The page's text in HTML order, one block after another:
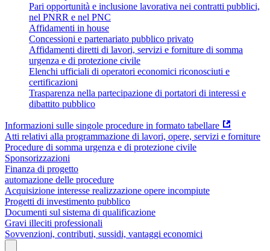
Pari opportunità e inclusione lavorativa nei contratti pubblici,
nel PNRR e nel PNC
Affidamenti in house
Concessioni e partenariato pubblico privato
Affidamenti diretti di lavori, servizi e forniture di somma
urgenza e di protezione civile
Elenchi ufficiali di operatori economici riconosciuti e
certificazioni
Trasparenza nella partecipazione di portatori di interessi e
dibattito pubblico
Informazioni sulle singole procedure in formato tabellare
Atti relativi alla programmazione di lavori, opere, servizi e forniture
Procedure di somma urgenza e di protezione civile
Sponsorizzazioni
Finanza di progetto
automazione delle procedure
Acquisizione interesse realizzazione opere incompiute
Progetti di investimento pubblico
Documenti sul sistema di qualificazione
Gravi illeciti professionali
Sovvenzioni, contributi, sussidi, vantaggi economici